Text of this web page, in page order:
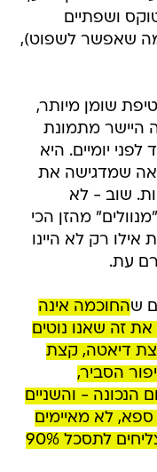
ושפתיים
שאפשר לשפוט),
שומן מיותר,
היישר מתמונת
יומיים. היא
שמדגישה את
שוב - לא
מהזן הכי
אילו רק לא היינו
עת.
שהחוכמה אינה
זה שאנו נוטים
דיאטה, קצת
הסביר,
הנכונה - והשניים
לא מאיימים
על אף אחד ביופיים ובכל זאת מצליחים לתסכל 90%